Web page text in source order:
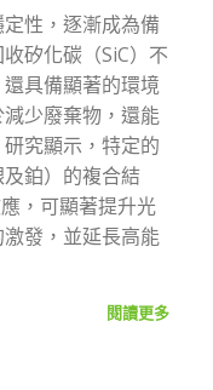
性，逐漸成為備
矽化碳（SiC）不
具備顯著的環境
少廢棄物，還能
究顯示，特定的
鉑）的複合結
，可顯著提升光
發，並延長高能
閱讀更多